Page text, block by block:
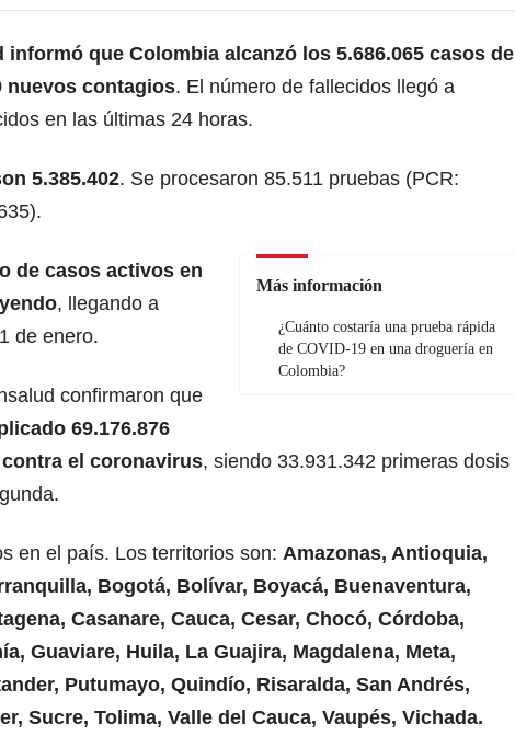
informó que Colombia alcanzó los 5.686.065 casos de
nuevos contagios. El número de fallecidos llegó a
en las últimas 24 horas.
5.385.402. Se procesaron 85.511 pruebas (PCR:
Más información
¿Cuánto costaría una prueba rápida
de COVID-19 en una droguería en
Colombia?
de casos activos en
, llegando a
de enero.
confirmaron que
69.176.876
el coronavirus, siendo 33.931.342 primeras dosis
en el país. Los territorios son: Amazonas, Antioquia,
Bogotá, Bolívar, Boyacá, Buenaventura,
Casanare, Cauca, Cesar, Chocó, Córdoba,
Guaviare, Huila, La Guajira, Magdalena, Meta,
Putumayo, Quindío, Risaralda, San Andrés,
Sucre, Tolima, Valle del Cauca, Vaupés, Vichada.